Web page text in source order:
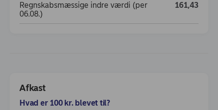
Regnskabsmæssige indre værdi (per
06.08.)
161,43
Afkast
Afkast
Hvad er 100 kr. blevet til?
Beholdninger